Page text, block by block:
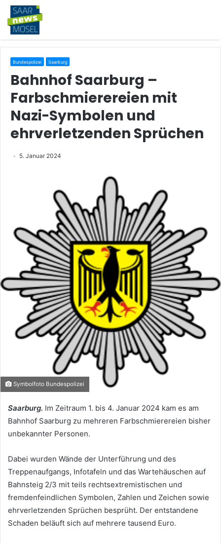
Bundespolizei Saarburg
Bahnhof Saarburg –
Farbschmierereien mit
Nazi-Symbolen und
ehrverletzenden Sprüchen
5. Januar 2024
Symbolfoto Bundespolizei
Saarburg. Im Zeitraum 1. bis 4. Januar 2024 kam es am
Bahnhof Saarburg zu mehreren Farbschmierereien bisher
unbekannter Personen.
Dabei wurden Wände der Unterführung und des
Treppenaufgangs, Infotafeln und das Wartehäuschen auf
Bahnsteig 2/3 mit teils rechtsextremistischen und
fremdenfeindlichen Symbolen, Zahlen und Zeichen sowie
ehrverletzenden Sprüchen besprüht. Der entstandene
Schaden beläuft sich auf mehrere tausend Euro.